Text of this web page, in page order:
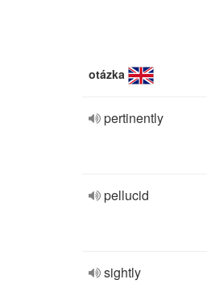
otázka
pertinently
pellucid
sightly